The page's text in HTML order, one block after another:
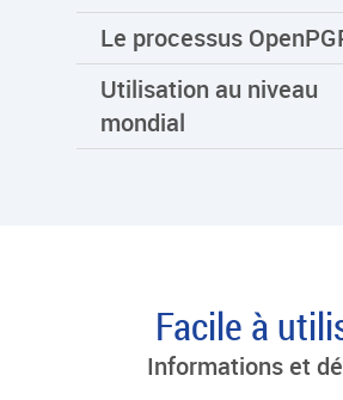
Le processus
Utilisation au niveau
mondial
Facile à
Informations et